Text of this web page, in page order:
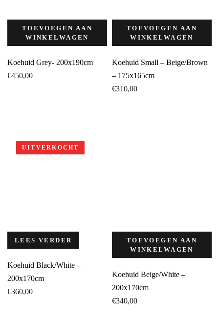
TOEVOEGEN AAN
WINKELWAGEN
Koehuid Grey- 200x190cm
€450,00
TOEVOEGEN AAN
WINKELWAGEN
Koehuid Small – Beige/Brown
– 175x165cm
€310,00
UITVERKOCHT
LEES VERDER
Koehuid Black/White –
200x170cm
€360,00
TOEVOEGEN AAN
WINKELWAGEN
Koehuid Beige/White –
200x170cm
€340,00